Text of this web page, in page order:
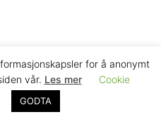
for å anonymt
vår. Les mer
Cookie
GODTA